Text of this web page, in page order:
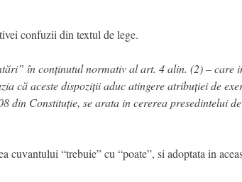
confuzii din textul de lege.
în conținutul normativ al art. 4 alin. (2) – care
că aceste dispoziții aduc atingere atribuției de
din Constituție, se arata in cererea presedintelui de
“trebuie” cu “poate”, si adoptata in